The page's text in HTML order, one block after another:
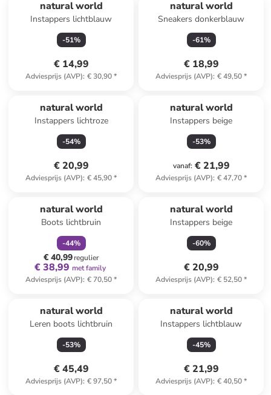
natural world
Instappers lichtblauw
-51%
€ 14,99
Adviesprijs (AVP): € 30,90*
natural world
Sneakers donkerblauw
-61%
€ 18,99
Adviesprijs (AVP): € 49,50*
natural world
Instappers lichtroze
-54%
€ 20,99
Adviesprijs (AVP): € 45,90*
natural world
Instappers beige
-53%
vanaf: € 21,99
Adviesprijs (AVP): € 47,70*
natural world
Boots lichtbruin
-44%
€ 40,99regulier
€ 38,99 met family
Adviesprijs (AVP): € 70,50*
natural world
Instappers beige
-60%
€ 20,99
Adviesprijs (AVP): € 52,50*
natural world
Leren boots lichtbruin
-53%
€ 45,49
Adviesprijs (AVP): € 97,50*
natural world
Instappers lichtblauw
-45%
€ 21,99
Adviesprijs (AVP): € 40,50*